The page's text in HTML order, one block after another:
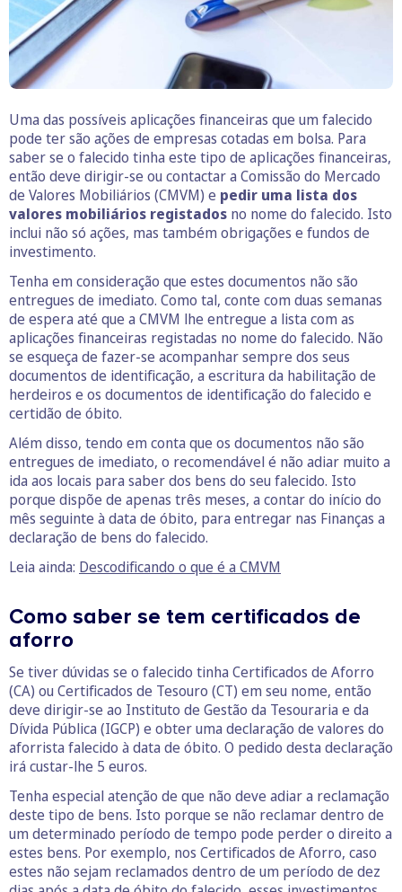
Uma das possíveis aplicações financeiras que um falecido
pode ter são ações de empresas cotadas em bolsa. Para
saber se o falecido tinha este tipo de aplicações financeiras,
então deve dirigir-se ou contactar a Comissão do Mercado
de Valores Mobiliários (CMVM) e pedir uma lista dos
valores mobiliários registados no nome do falecido. Isto
inclui não só ações, mas também obrigações e fundos de
investimento.
Tenha em consideração que estes documentos não são
entregues de imediato. Como tal, conte com duas semanas
de espera até que a CMVM lhe entregue a lista com as
aplicações financeiras registadas no nome do falecido. Não
se esqueça de fazer-se acompanhar sempre dos seus
documentos de identificação, a escritura da habilitação de
herdeiros e os documentos de identificação do falecido e
certidão de óbito.
Além disso, tendo em conta que os documentos não são
entregues de imediato, o recomendável é não adiar muito a
ida aos locais para saber dos bens do seu falecido. Isto
porque dispõe de apenas três meses, a contar do início do
mês seguinte à data de óbito, para entregar nas Finanças a
declaração de bens do falecido.
Leia ainda: Descodificando o que é a CMVM
Como saber se tem certificados de
aforro
Se tiver dúvidas se o falecido tinha Certificados de Aforro
(CA) ou Certificados de Tesouro (CT) em seu nome, então
deve dirigir-se ao Instituto de Gestão da Tesouraria e da
Dívida Pública (IGCP) e obter uma declaração de valores do
aforrista falecido à data de óbito. O pedido desta declaração
irá custar-lhe 5 euros.
Tenha especial atenção de que não deve adiar a reclamação
deste tipo de bens. Isto porque se não reclamar dentro de
um determinado período de tempo pode perder o direito a
estes bens. Por exemplo, nos Certificados de Aforro, caso
estes não sejam reclamados dentro de um período de dez